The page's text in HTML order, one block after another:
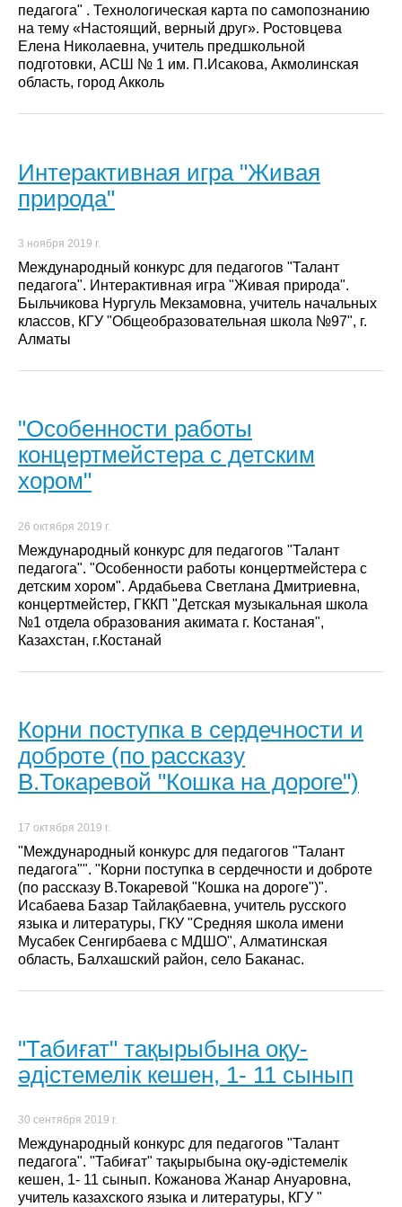
педагога" . Технологическая карта по самопознанию
на тему «Настоящий, верный друг». Ростовцева
Елена Николаевна, учитель предшкольной
подготовки, АСШ № 1 им. П.Исакова, Акмолинская
область, город Акколь
Интерактивная игра "Живая
природа"
3 ноября 2019 г.
Международный конкурс для педагогов "Талант
педагога". Интерактивная игра "Живая природа".
Быльчикова Нургуль Мекзамовна, учитель начальных
классов, КГУ "Общеобразовательная школа №97", г.
Алматы
"Особенности работы
концертмейстера с детским
хором"
26 октября 2019 г.
Международный конкурс для педагогов "Талант
педагога". "Особенности работы концертмейстера с
детским хором". Ардабьева Светлана Дмитриевна,
концертмейстер, ГККП "Детская музыкальная школа
№1 отдела образования акимата г. Костаная",
Казахстан, г.Костанай
Корни поступка в сердечности и
доброте (по рассказу
В.Токаревой "Кошка на дороге")
17 октября 2019 г.
"Международный конкурс для педагогов "Талант
педагога"". "Корни поступка в сердечности и доброте
(по рассказу В.Токаревой "Кошка на дороге")".
Исабаева Базар Тайлақбаевна, учитель русского
языка и литературы, ГКУ "Средняя школа имени
Мусабек Сенгирбаева с МДШО", Алматинская
область, Балхашский район, село Баканас.
"Табиғат" тақырыбына оқу-
әдістемелік кешен, 1- 11 сынып
30 сентября 2019 г.
Международный конкурс для педагогов "Талант
педагога". "Табиғат" тақырыбына оқу-әдістемелік
кешен, 1- 11 сынып. Кожанова Жанар Ануаровна,
учитель казахского языка и литературы, КГУ "